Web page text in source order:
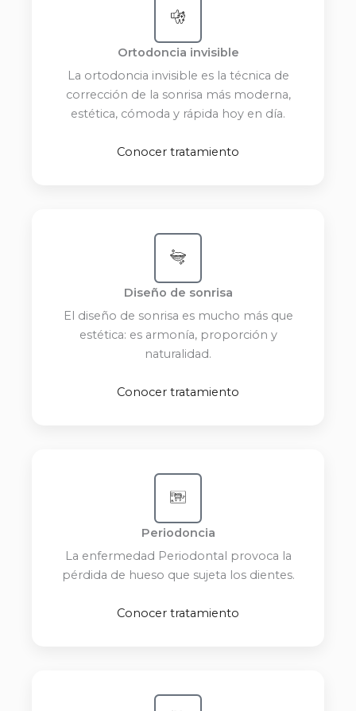
Ortodoncia invisible
La ortodoncia invisible es la técnica de
corrección de la sonrisa más moderna,
estética, cómoda y rápida hoy en día.
Conocer tratamiento
Diseño de sonrisa
El diseño de sonrisa es mucho más que
estética: es armonía, proporción y
naturalidad.
Conocer tratamiento
Periodoncia
La enfermedad Periodontal provoca la
pérdida de hueso que sujeta los dientes.
Conocer tratamiento